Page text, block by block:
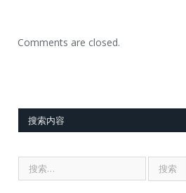
Comments are closed.
搜索内容